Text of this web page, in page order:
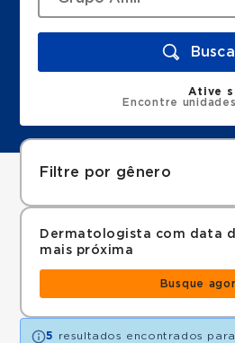
Ative
Encontre
Filtre por gênero
Dermatologista com data
mais próxima
Busque
5 resultados encontrados para